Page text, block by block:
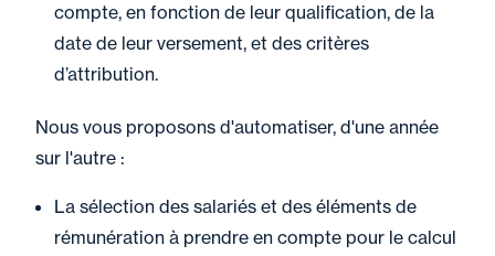
compte, en fonction de leur qualification, de la
date de leur versement, et des critères
d’attribution.
Nous vous proposons d'automatiser, d'une année
sur l'autre :
La sélection des salariés et des éléments de
rémunération à prendre en compte pour le calcul